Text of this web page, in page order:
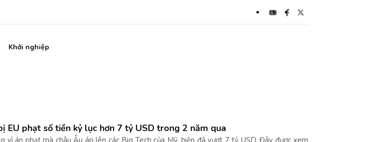
Khởi nghiệp
EU phạt số tiền kỷ lục hơn 7 tỷ USD trong 2 năm qua
vì án phạt mà châu Âu áp lên các Big Tech của Mỹ, hiện đã vượt 7 tỷ USD. Đây được xem